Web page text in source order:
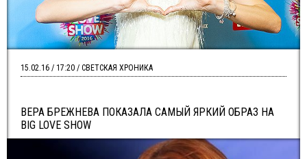
ВЕРА БРЕЖНЕВА ПОКАЗАЛА САМЫЙ ЯРКИЙ ОБРАЗ НА
BIG LOVE SHOW
15.02.16 / 17:20 / СВЕТСКАЯ ХРОНИКА